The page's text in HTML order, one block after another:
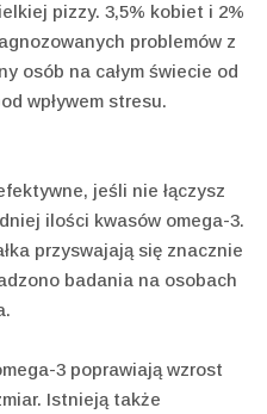
pizzy. 3,5% kobiet i 2%
problemów z
osób na całym świecie od
wpływem stresu.
jeśli nie łączysz
ilości kwasów omega-3.
przyswajają się znacznie
badania na osobach
3 poprawiają wzrost
Istnieją także